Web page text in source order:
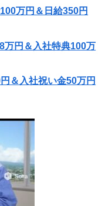
万円＆日給350円
万円＆入社特典100万
＆入社祝い金50万円